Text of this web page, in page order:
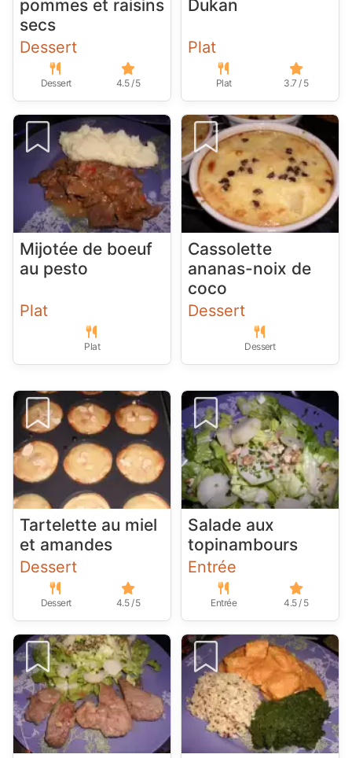
pommes et raisins
secs
Dessert
Dessert 4.5 / 5
Dukan
Plat
Plat 3.7 / 5
Mijotée de boeuf
au pesto
Plat
Plat
Cassolette
ananas-noix de
coco
Dessert
Dessert
Tartelette au miel
et amandes
Dessert
Dessert 4.5 / 5
Salade aux
topinambours
Entrée
Entrée 4.5 / 5